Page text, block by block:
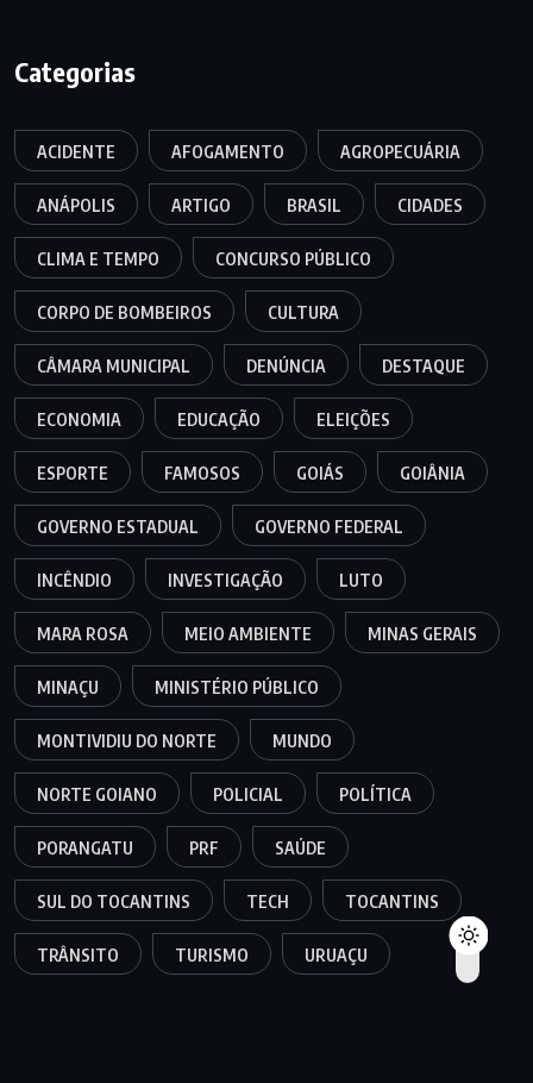
Categorias
ACIDENTE AFOGAMENTO AGROPECUÁRIA
ANÁPOLIS ARTIGO BRASIL CIDADES
CLIMA E TEMPO CONCURSO PÚBLICO
CORPO DE BOMBEIROS CULTURA
CÂMARA MUNICIPAL DENÚNCIA DESTAQUE
ECONOMIA EDUCAÇÃO ELEIÇÕES
ESPORTE FAMOSOS GOIÁS GOIÂNIA
GOVERNO ESTADUAL GOVERNO FEDERAL
INCÊNDIO INVESTIGAÇÃO LUTO
MARA ROSA MEIO AMBIENTE MINAS GERAIS
MINAÇU MINISTÉRIO PÚBLICO
MONTIVIDIU DO NORTE MUNDO
NORTE GOIANO POLICIAL POLÍTICA
PORANGATU PRF SAÚDE
SUL DO TOCANTINS TECH TOCANTINS
TRÂNSITO TURISMO URUAÇU